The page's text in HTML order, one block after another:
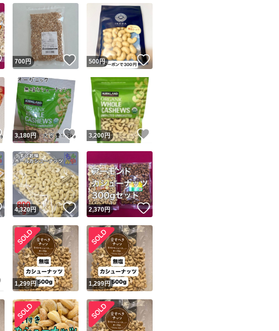
Yahoo!フリマが定めた一定の基準を満たしたユーザーにバッジを付与しています
安心取引出品者
安心取引出品者 Yahoo!フリマの基準をクリアした安心・安全なユーザーです
取引実績
取引実績◯+ このユーザーはYahoo!フリマの取引を完了させた実績があります
他フリマ実績◯+ このユーザーは他フリマサービスでの取引実績があります
スピード&安心発送
※このバッジは実績に基づく表示であり、発送を保証しているものではありません
スピード＆安心発送
このユーザーは高頻度で24時間以内＆設定した発送日数内に発送してい
ます
スピード発送 このユーザーは高頻度で24時間以内に発送しています
安心発送 このユーザーは設定した発送日数内に発送しています
この商品の情報をコピーします
商品画像の無断転載は禁止されています
コピーは
1商品につき1回です
出品ページへ
いいね！
700円 いいね！
500円 いいね！
いいね！
3,180円 いいね！
3,200円
いいね！
4,320円 いいね！
2,370円 いいね！
いいね！
1,299円 1,299円